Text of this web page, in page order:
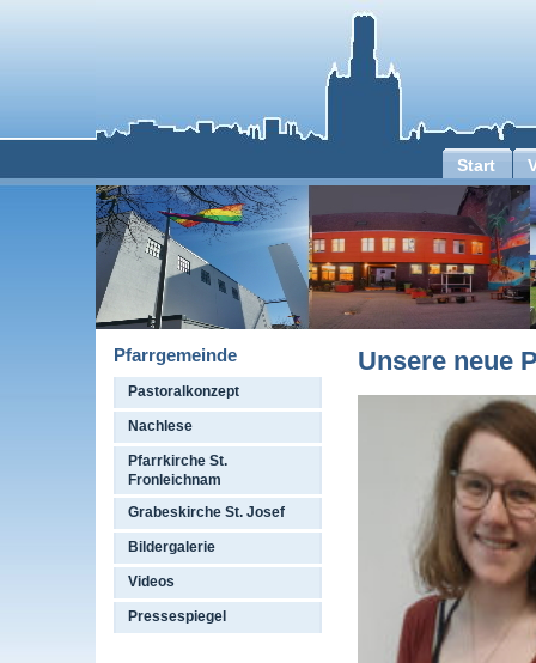
Start
Pfarrgemeinde
Pastoralkonzept
Nachlese
Pfarrkirche St.
Fronleichnam
Grabeskirche St. Josef
Bildergalerie
Videos
Pressespiegel
Unsere neue